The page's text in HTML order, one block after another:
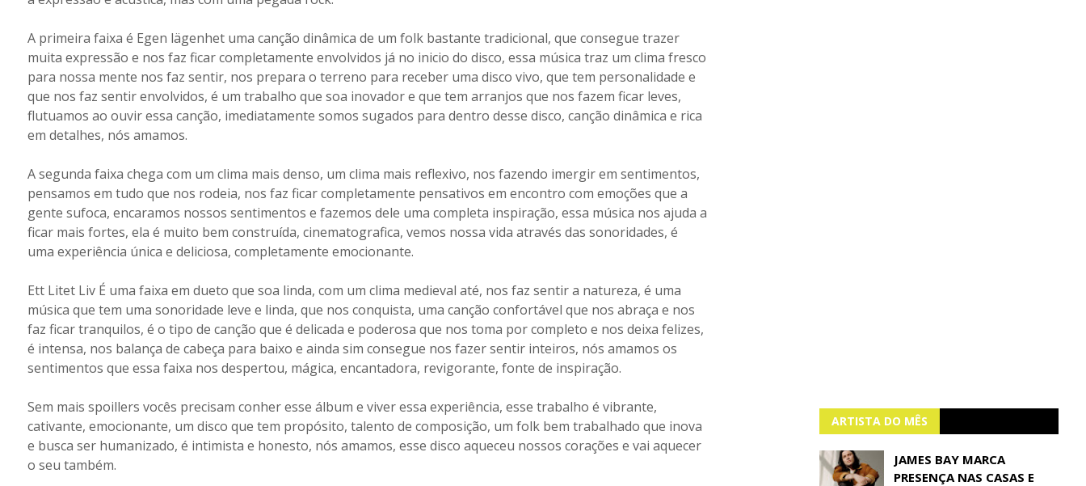
A primeira faixa é Egen lägenhet uma canção dinâmica de um folk bastante tradicional, que consegue trazer
muita expressão e nos faz ficar completamente envolvidos já no inicio do disco, essa música traz um clima fresco
para nossa mente nos faz sentir, nos prepara o terreno para receber uma disco vivo, que tem personalidade e
que nos faz sentir envolvidos, é um trabalho que soa inovador e que tem arranjos que nos fazem ficar leves,
flutuamos ao ouvir essa canção, imediatamente somos sugados para dentro desse disco, canção dinâmica e rica
em detalhes, nós amamos.
A segunda faixa chega com um clima mais denso, um clima mais reflexivo, nos fazendo imergir em sentimentos,
pensamos em tudo que nos rodeia, nos faz ficar completamente pensativos em encontro com emoções que a
gente sufoca, encaramos nossos sentimentos e fazemos dele uma completa inspiração, essa música nos ajuda a
ficar mais fortes, ela é muito bem construída, cinematografica, vemos nossa vida através das sonoridades, é
uma experiência única e deliciosa, completamente emocionante.
Ett Litet Liv É uma faixa em dueto que soa linda, com um clima medieval até, nos faz sentir a natureza, é uma
música que tem uma sonoridade leve e linda, que nos conquista, uma canção confortável que nos abraça e nos
faz ficar tranquilos, é o tipo de canção que é delicada e poderosa que nos toma por completo e nos deixa felizes,
é intensa, nos balança de cabeça para baixo e ainda sim consegue nos fazer sentir inteiros, nós amamos os
sentimentos que essa faixa nos despertou, mágica, encantadora, revigorante, fonte de inspiração.
Sem mais spoillers vocês precisam conher esse álbum e viver essa experiência, esse trabalho é vibrante,
cativante, emocionante, um disco que tem propósito, talento de composição, um folk bem trabalhado que inova
e busca ser humanizado, é intimista e honesto, nós amamos, esse disco aqueceu nossos corações e vai aquecer
o seu também.
ARTISTA DO MÊS
JAMES BAY MARCA
PRESENÇA NAS CASAS E